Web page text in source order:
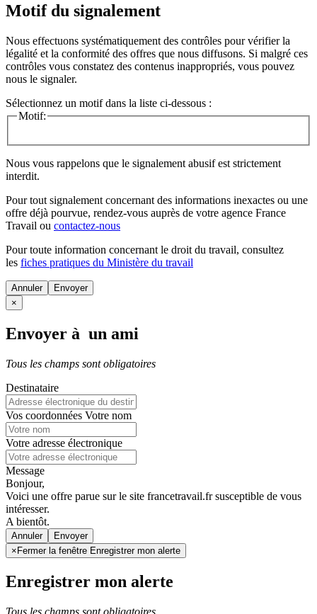
Motif du signalement
Nous effectuons systématiquement des contrôles pour vérifier la
légalité et la conformité des offres que nous diffusons. Si malgré ces
contrôles vous constatez des contenus inappropriés, vous pouvez
nous le signaler.
Sélectionnez un motif dans la liste ci-dessous :
Motif:
Nous vous rappelons que le signalement abusif est strictement
interdit.
Pour tout signalement concernant des informations inexactes ou une
offre déjà pourvue, rendez-vous auprès de votre agence France
Travail ou contactez-nous
Pour toute information concernant le droit du travail, consultez
les fiches pratiques du Ministère du travail
Annuler
×
Envoyer à un ami
Tous les champs sont obligatoires
Destinataire
Vos coordonnées Votre nom
Votre adresse électronique
Message
Bonjour,
Voici une offre parue sur le site francetravail.fr susceptible de vous
intéresser.
A bientôt.
Annuler
× Fermer la fenêtre Enregistrer mon alerte
Enregistrer mon alerte
Tous les champs sont obligatoires